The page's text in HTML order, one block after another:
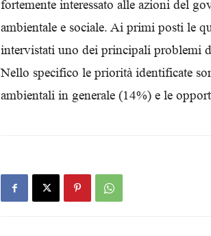
fortemente interessato alle azioni del
ambientale e sociale. Ai primi posti le
intervistati uno dei principali problemi
Nello specifico le priorità identificate
ambientali in generale (14%) e le